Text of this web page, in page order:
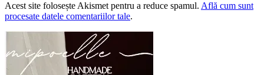
Acest site folosește Akismet pentru a reduce spamul. Află cum sunt
procesate datele comentariilor tale.